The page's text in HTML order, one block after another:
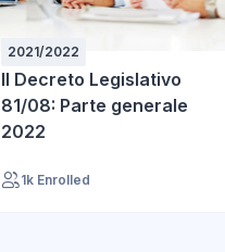
2021/2022
Il Decreto Legislativo
81/08: Parte generale
2022
1k Enrolled